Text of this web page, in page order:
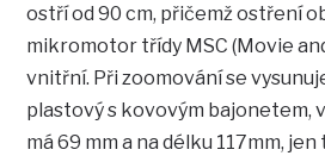
ostří od 90 cm, přičemž ostření
mikromotor třídy MSC (Movie
vnitřní. Při zoomování se
plastový s kovovým bajonetem,
má 69 mm a na délku 117mm,